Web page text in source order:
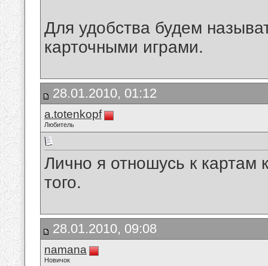
Для удобства будем
карточными играми.
28.01.2010, 01:12
a.totenkopf
Любитель
Лично я отношусь к картам
того.
28.01.2010, 09:08
namana
Новичок